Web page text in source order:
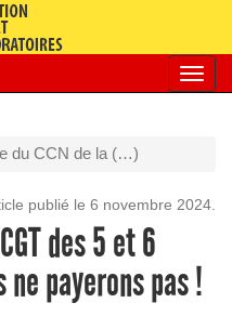
du CCN de la (…)
publié le 6 novembre 2024.
des 5 et 6
payerons pas !